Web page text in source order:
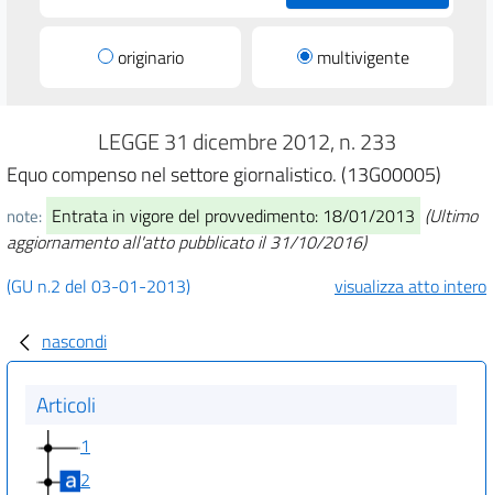
originario multivigente
LEGGE 31 dicembre 2012, n. 233
Equo compenso nel settore giornalistico. (13G00005)
note: Entrata in vigore del provvedimento: 18/01/2013 (Ultimo
aggiornamento all'atto pubblicato il 31/10/2016)
(GU n.2 del 03-01-2013)
visualizza atto intero
nascondi
Articoli
1
2